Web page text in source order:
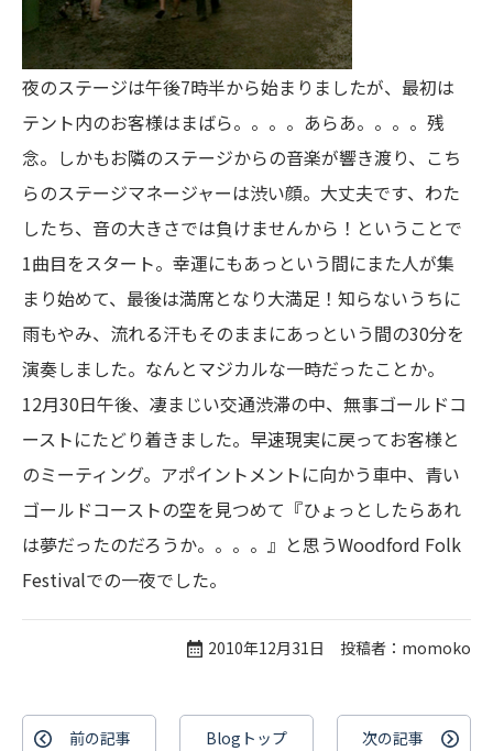
夜のステージは午後7時半から始まりましたが、最初は
テント内のお客様はまばら。。。。あらあ。。。。残
念。しかもお隣のステージからの音楽が響き渡り、こち
らのステージマネージャーは渋い顔。大丈夫です、わた
したち、音の大きさでは負けませんから！ということで
1曲目をスタート。幸運にもあっという間にまた人が集
まり始めて、最後は満席となり大満足！知らないうちに
雨もやみ、流れる汗もそのままにあっという間の30分を
演奏しました。なんとマジカルな一時だったことか。
12月30日午後、凄まじい交通渋滞の中、無事ゴールドコ
ーストにたどり着きました。早速現実に戻ってお客様と
のミーティング。アポイントメントに向かう車中、青い
ゴールドコーストの空を見つめて『ひょっとしたらあれ
は夢だったのだろうか。。。。』と思うWoodford Folk
Festivalでの一夜でした。
2010年12月31日 投稿者：momoko
前の記事 Blogトップ 次の記事